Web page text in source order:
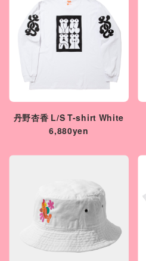
丹野杏香 L/S T-shirt White
6,880yen